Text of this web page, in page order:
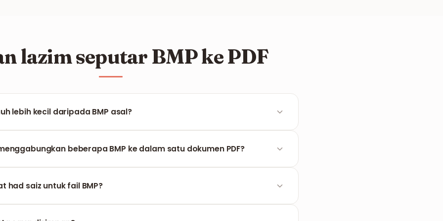
lazim seputar BMP ke PDF
lebih kecil daripada BMP asal?
berulang sambil menjaga paparan yang tajam.
beberapa BMP ke dalam satu dokumen PDF?
teratur.
had saiz untuk fail BMP?